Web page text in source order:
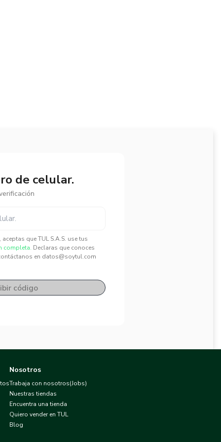
de celular.
que TUL S.A.S. use tus
completa. Declaras que conoces
en datos@soytul.com
código
Nosotros
Trabaja con nosotros(Jobs)
Nuestras tiendas
Encuentra una tienda
Quiero vender en TUL
Blog